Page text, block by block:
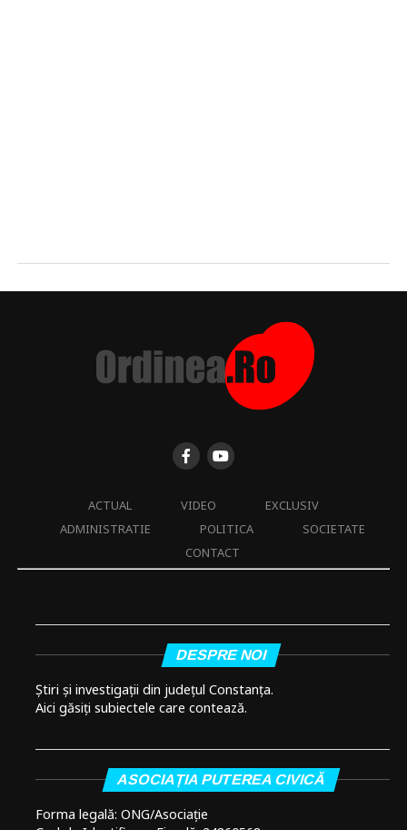
ACTUAL VIDEO
EXCLUSIV
ADMINISTRATIE
POLITICA
SOCIETATE
CONTACT
DESPRE NOI
Știri și investigații din județul Constanța.
Aici găsiți subiectele care contează.
ASOCIAȚIA PUTEREA CIVICĂ
Forma legală: ONG/Asociație